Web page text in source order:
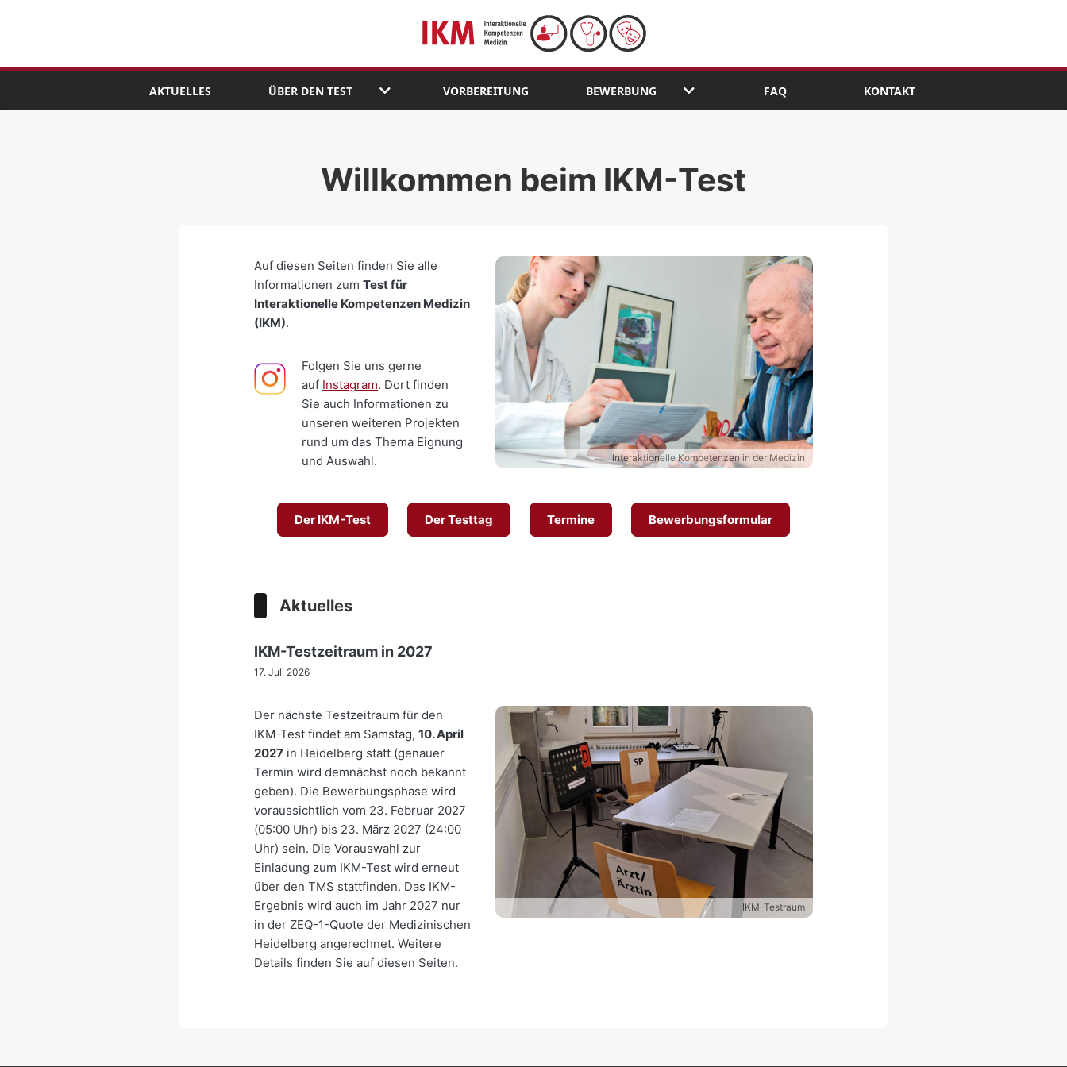
AKTUELLES ÜBER DEN TEST Untermenü öffnen
VORBEREITUNG BEWERBUNG Untermenü öffnen
FAQ KONTAKT
Willkommen beim IKM-Test
Interaktionelle Kompetenzen in der Medizin
Auf diesen Seiten finden Sie alle
Informationen zum Test für
Interaktionelle Kompetenzen Medizin
(IKM).
Folgen Sie uns gerne
auf Instagram. Dort finden
Sie auch Informationen zu
unseren weiteren Projekten
rund um das Thema Eignung
und Auswahl.
Der IKM-Test Der Testtag Termine Bewerbungsformular
Aktuelles
IKM-Testzeitraum in 2027
17. Juli 2026
IKM-Testraum
Der nächste Testzeitraum für den
IKM-Test findet am Samstag, 10. April
2027 in Heidelberg statt (genauer
Termin wird demnächst noch bekannt
geben). Die Bewerbungsphase wird
voraussichtlich vom 23. Februar 2027
(05:00 Uhr) bis 23. März 2027 (24:00
Uhr) sein. Die Vorauswahl zur
Einladung zum IKM-Test wird erneut
über den TMS stattfinden. Das IKM-
Ergebnis wird auch im Jahr 2027 nur
in der ZEQ-1-Quote der Medizinischen
Heidelberg angerechnet. Weitere
Details finden Sie auf diesen Seiten.